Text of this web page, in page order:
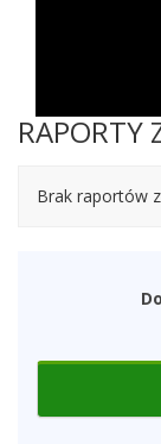
RAPORTY
Brak raportów